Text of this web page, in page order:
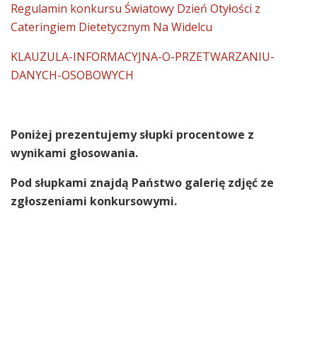
Regulamin konkursu Światowy Dzień Otyłości z
Cateringiem Dietetycznym Na Widelcu
KLAUZULA-INFORMACYJNA-O-PRZETWARZANIU-
DANYCH-OSOBOWYCH
Poniżej prezentujemy słupki procentowe z
wynikami głosowania.
Pod słupkami znajdą Państwo galerię zdjęć ze
zgłoszeniami konkursowymi.